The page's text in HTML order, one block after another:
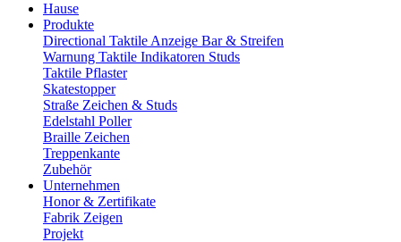
Hause
Produkte
Directional Taktile Anzeige Bar & Streifen
Warnung Taktile Indikatoren Studs
Taktile Pflaster
Skatestopper
Straße Zeichen & Studs
Edelstahl Poller
Braille Zeichen
Treppenkante
Zubehör
Unternehmen
Honor & Zertifikate
Fabrik Zeigen
Projekt